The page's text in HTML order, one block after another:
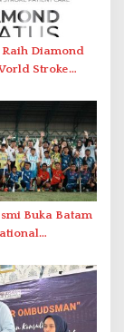
Raih Diamond
Stroke
Buka Batam
Temenggung